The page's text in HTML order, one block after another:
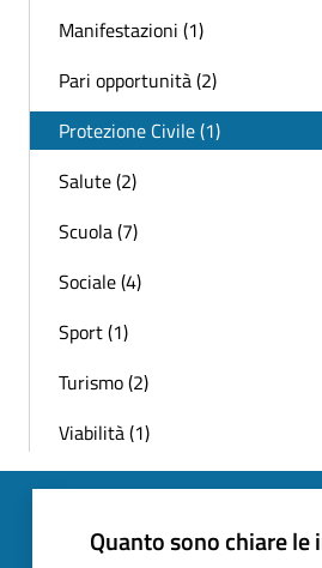
Manifestazioni (1)
Pari opportunità (2)
Protezione Civile (1)
Salute (2)
Scuola (7)
Sociale (4)
Sport (1)
Turismo (2)
Viabilità (1)
Quanto sono chiare